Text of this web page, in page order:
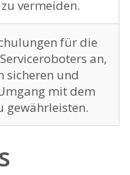
vermeiden.
für die
an,
sicheren und
mit dem
gewährleisten.